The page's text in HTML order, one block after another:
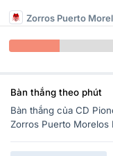
Zorros Puerto
Bàn thắng theo phút
Bàn thắng của CD
Zorros Puerto Morelos